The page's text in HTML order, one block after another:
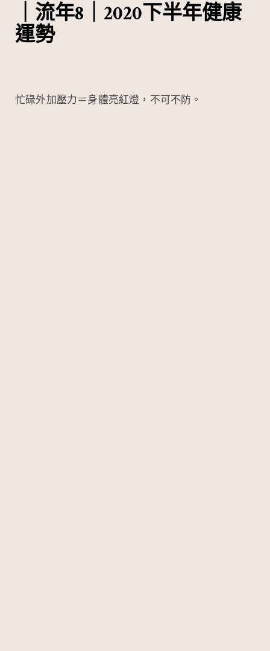
｜流年8｜2020下半年健康
運勢
忙碌外加壓力＝身體亮紅燈，不可不防。